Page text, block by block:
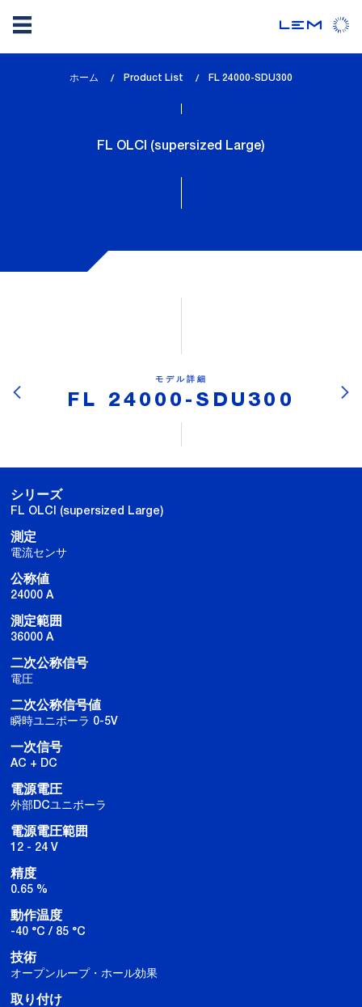
動
ホーム Product List
lem_current_page
FL 24000-SDU300
FL OLCI (supersized Large)
モデル詳細
FL 24000-SDU300
シリーズ
FL OLCI (supersized Large)
測定
電流センサ
公称値
24000 A
測定範囲
36000 A
二次公称信号
電圧
二次公称信号値
瞬時ユニポーラ 0-5V
一次信号
AC + DC
電源電圧
外部DCユニポーラ
電源電圧範囲
12 - 24 V
精度
0.65 %
動作温度
-40 °C / 85 °C
技術
オープンループ・ホール効果
取り付け